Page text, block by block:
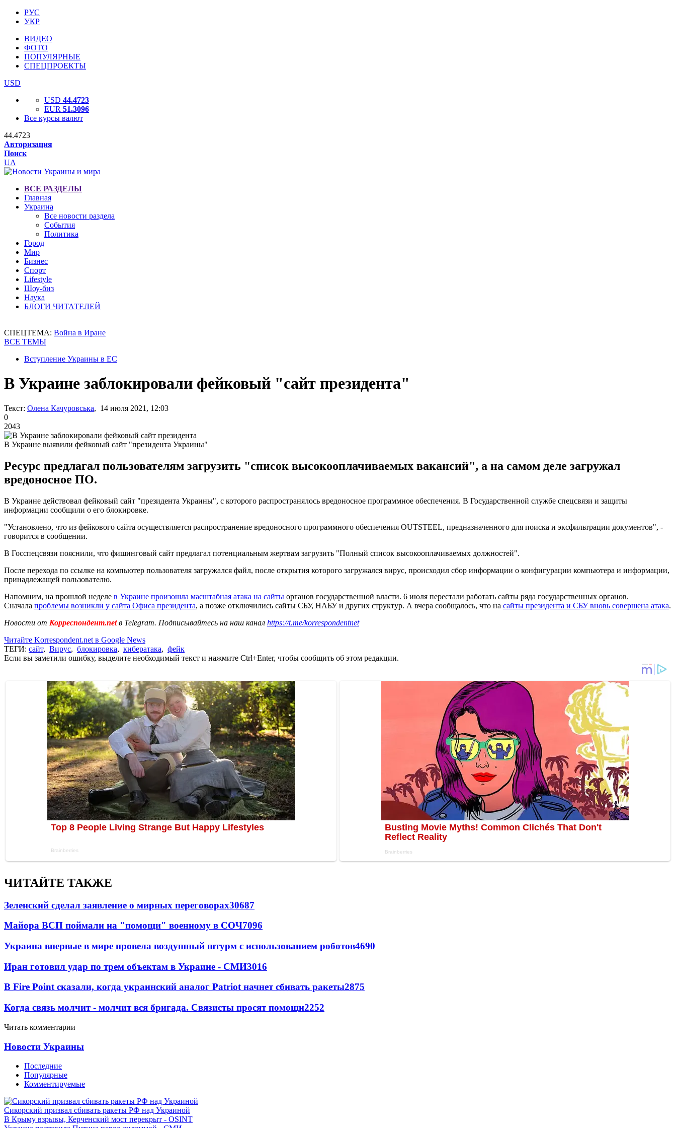
РУС
УКР
ВИДЕО
ФОТО
ПОПУЛЯРНЫЕ
СПЕЦПРОЕКТЫ
USD
USD 44.4723
EUR 51.3096
Все курсы валют
44.4723
Авторизация
Поиск
UA
ВСЕ РАЗДЕЛЫ
Главная
Украина
Все новости раздела
События
Политика
Город
Мир
Бизнес
Спорт
Lifestyle
Шоу-биз
Наука
БЛОГИ ЧИТАТЕЛЕЙ
СПЕЦТЕМА: Война в Иране
ВСЕ ТЕМЫ
Вступление Украины в ЕС
В Украине заблокировали фейковый "сайт президента"
Текст: Олена Качуровська, 14 июля 2021, 12:03
0
2043
В Украине выявили фейковый сайт "президента Украины"
Ресурс предлагал пользователям загрузить "список высокооплачиваемых вакансий", а на самом деле загружал
вредоносное ПО.
В Украине действовал фейковый сайт "президента Украины", с которого распространялось вредоносное программное обеспечения. В Государственной службе спецсвязи и защиты
информации сообщили о его блокировке.
"Установлено, что из фейкового сайта осуществляется распространение вредоносного программного обеспечения OUTSTEEL, предназначенного для поиска и эксфильтрации документов", -
говорится в сообщении.
В Госспецсвязи пояснили, что фишинговый сайт предлагал потенциальным жертвам загрузить "Полный список высокооплачиваемых должностей".
После перехода по ссылке на компьютер пользователя загружался файл, после открытия которого загружался вирус, происходил сбор информации о конфигурации компьютера и информации,
принадлежащей пользователю.
Напомним, на прошлой неделе в Украине произошла масштабная атака на сайты органов государственной власти. 6 июля перестали работать сайты ряда государственных органов.
Сначала проблемы возникли у сайта Офиса президента, а позже отключились сайты СБУ, НАБУ и других структур. А вчера сообщалось, что на сайты президента и СБУ вновь совершена атака.
Новости от Корреспондент.netв Telegram. Подписывайтесь на наш канал https://t.me/korrespondentnet
Читайте Korrespondent.net в Google News
ТЕГИ: сайт, Вирус, блокировка, кибератака, фейк
Если вы заметили ошибку, выделите необходимый текст и нажмите Ctrl+Enter, чтобы сообщить об этом редакции.
ЧИТАЙТЕ ТАКЖЕ
Зеленский сделал заявление о мирных переговорах30687
Майора ВСП поймали на "помощи" военному в СОЧ7096
Украина впервые в мире провела воздушный штурм с использованием роботов4690
Иран готовил удар по трем объектам в Украине - СМИ3016
В Fire Point сказали, когда украинский аналог Patriot начнет сбивать ракеты2875
Когда связь молчит - молчит вся бригада. Связисты просят помощи2252
Читать комментарии
Новости Украины
Последние
Популярные
Комментируемые
Сикорский призвал сбивать ракеты РФ над Украиной
В Крыму взрывы, Керченский мост перекрыт - OSINT